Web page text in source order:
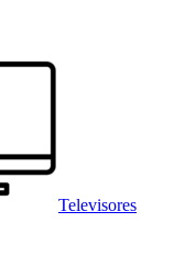
Televisores